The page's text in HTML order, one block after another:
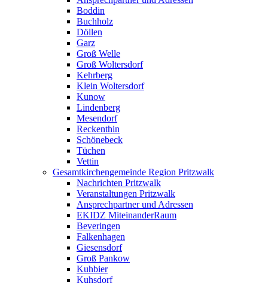
Boddin
Buchholz
Döllen
Garz
Groß Welle
Groß Woltersdorf
Kehrberg
Klein Woltersdorf
Kunow
Lindenberg
Mesendorf
Reckenthin
Schönebeck
Tüchen
Vettin
Gesamtkirchengemeinde Region Pritzwalk
Nachrichten Pritzwalk
Veranstaltungen Pritzwalk
Ansprechpartner und Adressen
EKIDZ MiteinanderRaum
Beveringen
Falkenhagen
Giesensdorf
Groß Pankow
Kuhbier
Kuhsdorf